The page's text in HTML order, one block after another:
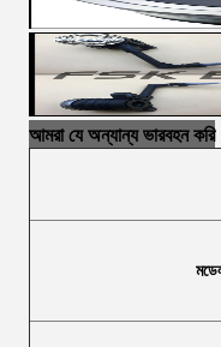
আমরা যে অন্যান্য ভারবহন করি